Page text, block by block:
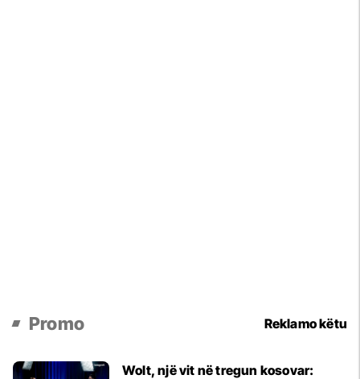
Promo Reklamo këtu
Wolt, një vit në tregun kosovar: